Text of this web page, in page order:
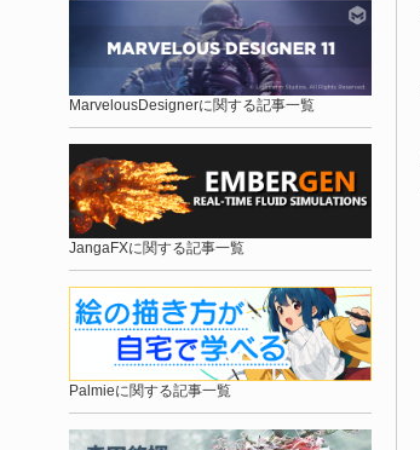
MarvelousDesignerに関する記事一覧
JangaFXに関する記事一覧
Palmieに関する記事一覧